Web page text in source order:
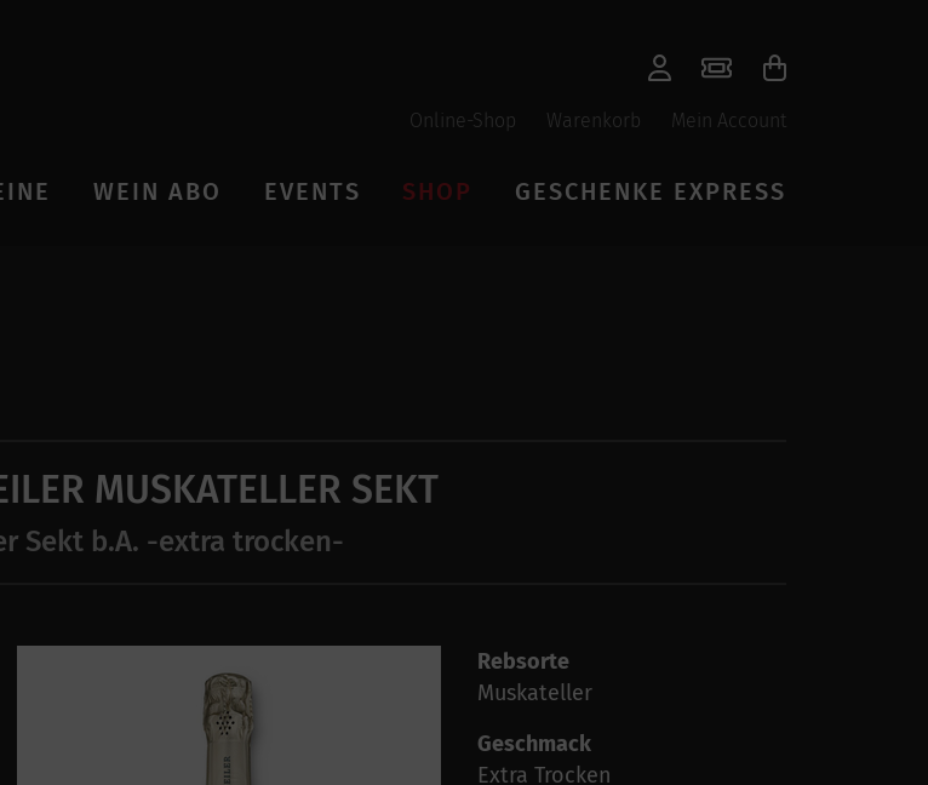
Online-Shop Warenkorb Mein Account
WEIN ABO EVENTS SHOP GESCHENKE EXPRESS
MUSKATELLER SEKT
Sekt b.A. -extra trocken-
Rebsorte
Muskateller
Geschmack
Extra Trocken